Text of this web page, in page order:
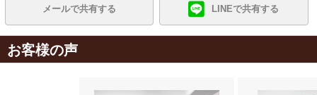
メールで共有する LINEで共有する
お客様の声